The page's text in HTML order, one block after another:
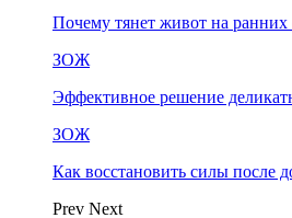
Почему тянет живот на ранних
ЗОЖ
Эффективное решение
ЗОЖ
Как восстановить силы после
Prev Next